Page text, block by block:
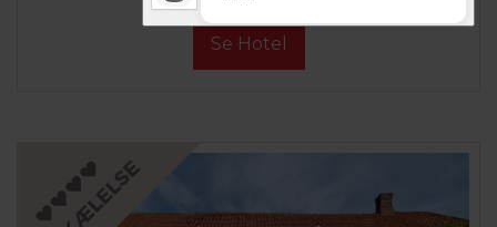
Se Hotel